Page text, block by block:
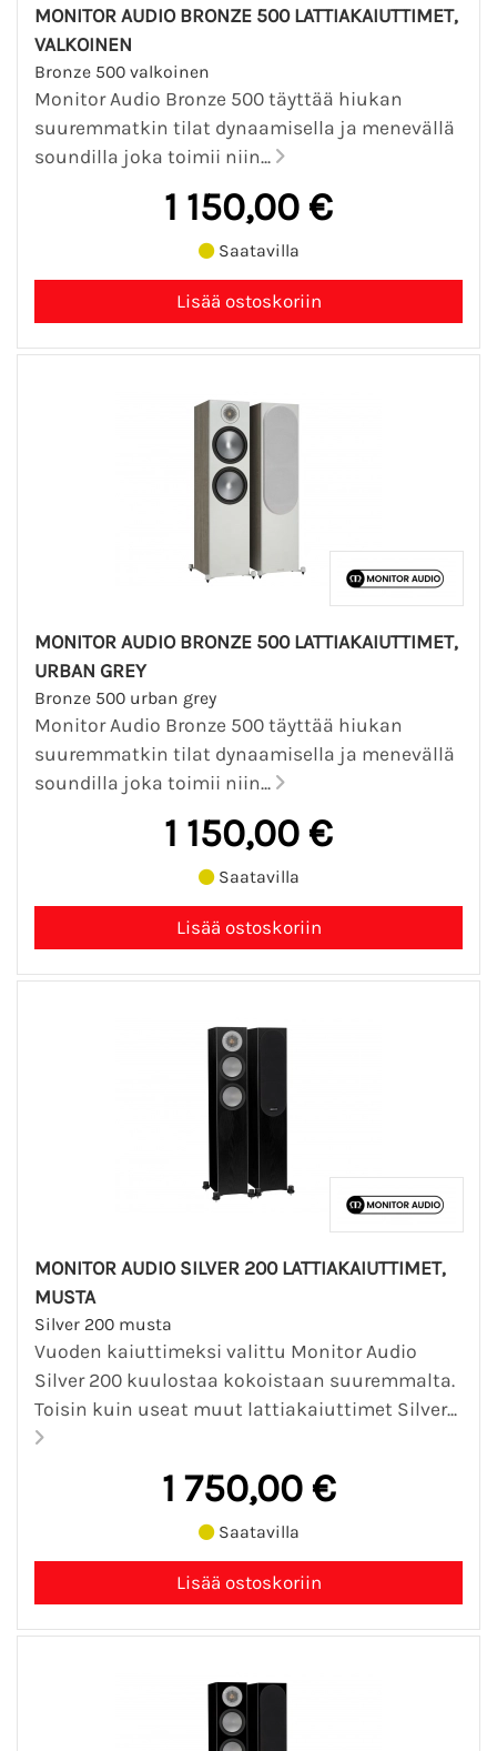
MONITOR AUDIO BRONZE 500 LATTIAKAIUTTIMET,
VALKOINEN
Bronze 500 valkoinen
Monitor Audio Bronze 500 täyttää hiukan
suuremmatkin tilat dynaamisella ja menevällä
soundilla joka toimii niin...
1 150,00 €
Saatavilla
MONITOR AUDIO BRONZE 500 LATTIAKAIUTTIMET,
URBAN GREY
Bronze 500 urban grey
Monitor Audio Bronze 500 täyttää hiukan
suuremmatkin tilat dynaamisella ja menevällä
soundilla joka toimii niin...
1 150,00 €
Saatavilla
MONITOR AUDIO SILVER 200 LATTIAKAIUTTIMET,
MUSTA
Silver 200 musta
Vuoden kaiuttimeksi valittu Monitor Audio
Silver 200 kuulostaa kokoistaan suuremmalta.
Toisin kuin useat muut lattiakaiuttimet Silver...
1 750,00 €
Saatavilla